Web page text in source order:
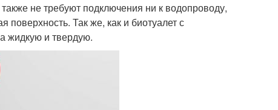
не требуют подключения ни к водопроводу,
поверхность. Так же, как и биотуалет с
жидкую и твердую.